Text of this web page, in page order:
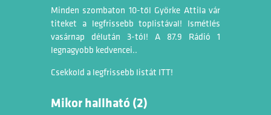
Minden szombaton 10-től Györke Attila vár
titeket a legfrissebb toplistával! Ismétlés
vasárnap délután 3-tól! A 87.9 Rádió 1
legnagyobb kedvencei..
Csekkold a legfrissebb listát ITT!
Mikor hallható (2)